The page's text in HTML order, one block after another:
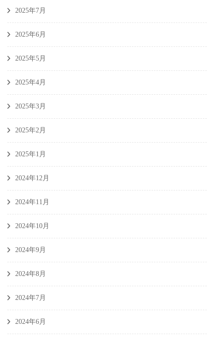
2025年7月
2025年6月
2025年5月
2025年4月
2025年3月
2025年2月
2025年1月
2024年12月
2024年11月
2024年10月
2024年9月
2024年8月
2024年7月
2024年6月